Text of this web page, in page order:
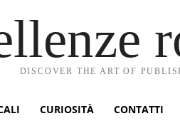
DISCOVER THE ART OF
CURIOSITÀ CONTATTI